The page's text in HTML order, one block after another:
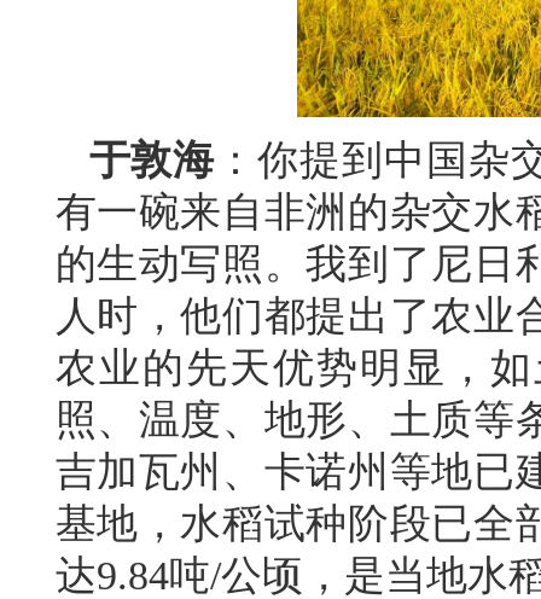
于敦海 ：你提到中国杂
有一碗来自非洲的杂交水
的生动写照。我到了尼日
人时，他们都提出了农业
农业的先天优势明显，
照、温度、地形、土质等
吉加瓦州、卡诺州等地已
基地，水稻试种阶段已全
达9.84吨/公顷，是当地水